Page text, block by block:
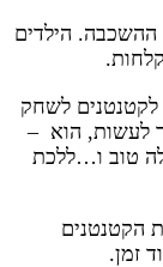
הילדים
לשחק
לעשות, הוא –
טוב ו…ללכת
הקטנטנים
זמן.